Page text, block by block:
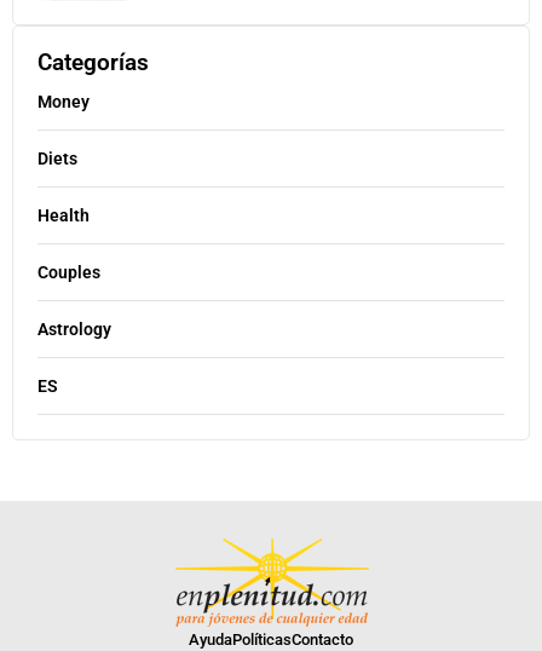
Categorías
Money
Diets
Health
Couples
Astrology
ES
AyudaPolíticasContacto